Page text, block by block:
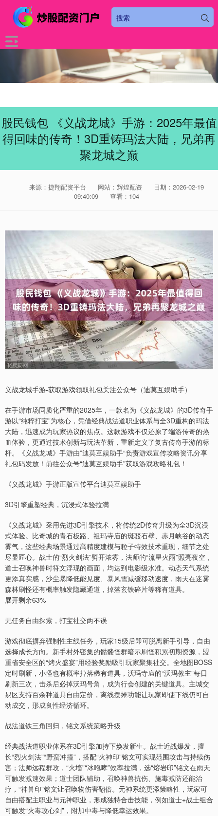
股民钱包 《义战龙城》手游：2025年最值
得回味的传奇！3D重铸玛法大陆，兄弟再
聚龙城之巅
来源：捷翔配资平台 网站：辉煌配资
日期：2026-02-19
09:40:09
查看：104
义战龙城手游-获取游戏领取礼包关注公众号（迪莫互娱助手）
在手游市场同质化严重的2025年，一款名为《义战龙城》的3D传奇手
游以“纯粹打宝”为核心，凭借经典战法道职业体系与全3D重构的玛法
大陆，迅速成为玩家热议的焦点。这款游戏不仅还原了端游传奇的热
血体验，更通过技术创新与玩法革新，重新定义了复古传奇手游的标
杆。《义战龙城》手游由”迪莫互娱助手“负责游戏宣传攻略资讯分享
礼包码发放！前往公众号“迪莫互娱助手”获取游戏攻略礼包！
《义战龙城》手游正版宣传平台迪莫互娱助手
3D引擎重塑经典，沉浸式体验拉满
《义战龙城》采用先进3D引擎技术，将传统2D传奇升级为全3D沉浸
式体验。比奇城的青石板路、祖玛寺庙的斑驳石壁、赤月峡谷的动态
雾气，这些经典场景通过高精度建模与粒子特效技术重现，细节之处
尽显匠心。战士的“烈火剑法”劈开浓雾，法师的“流星火雨”照亮夜空，
道士召唤神兽时符文浮现的画面，均达到电影级水准。动态天气系统
更添真实感，沙尘暴降低能见度、暴风雪减缓移动速度，雨天在迷雾
森林刷怪还有概率触发隐藏通道，掉落玄铁碎片等稀有道具。
展开剩余63%
无任务自由探索，打宝社交两不误
游戏彻底摒弃强制性主线任务，玩家15级后即可脱离新手引导，自由
选择成长方向。新手村外密集的骷髅怪群暗示刷怪积累初期资源，盟
重省安全区的“烤火盛宴”用经验奖励吸引玩家聚集社交。全地图BOSS
定时刷新，小怪也有概率掉落稀有道具，沃玛寺庙的“沃玛教主”每日
刷新三次，击杀后必掉沃玛号角，成为行会创建的关键道具。主城交
易区支持百余种道具自由定价，离线摆摊功能让玩家即使下线仍可自
动成交，形成良性经济循环。
战法道铁三角回归，铭文系统策略升级
经典战法道职业体系在3D引擎加持下焕发新生。战士近战爆发，擅
长“烈火剑法”“野蛮冲撞”，搭配“火神印”铭文可实现范围攻击与持续伤
害；法师远程群攻，“火墙”“冰咆哮”效率拉满，选“熔岩印”铭文在雨天
可触发减速效果；道士团队辅助，召唤神兽抗伤、施毒减防还能治
疗，“神兽印”铭文让召唤物伤害翻倍。元神系统更添策略性，玩家可
自由搭配主职业与元神职业，形成独特合击技能，例如道士+战士组合
可触发“火毒攻心剑”，附加中毒与降低幸运效果。